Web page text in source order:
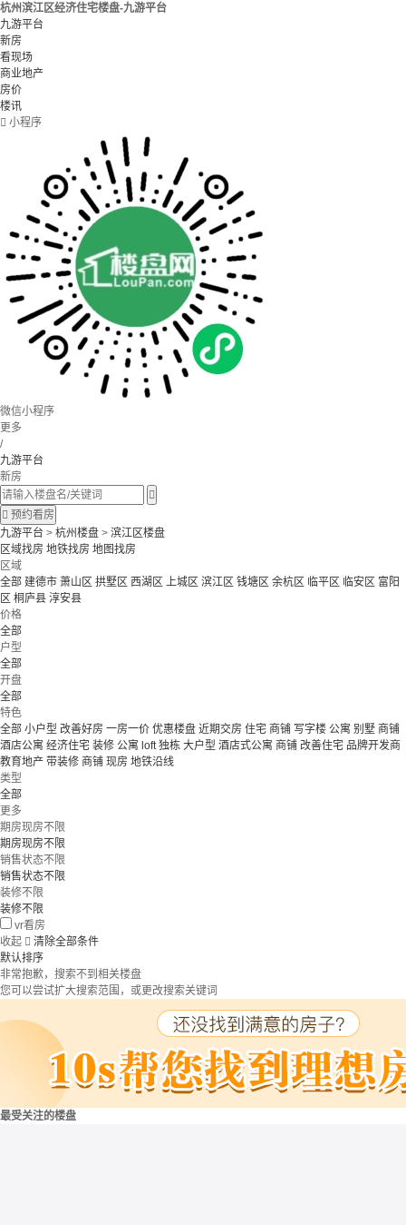
杭州滨江区经济住宅楼盘-九游平台
九游平台
新房
看现场
商业地产
房价
楼讯
 小程序
微信小程序
更多
/
九游平台
新房

 预约看房
九游平台 > 杭州楼盘 > 滨江区楼盘
区域找房 地铁找房 地图找房
区域
全部 建德市 萧山区 拱墅区 西湖区 上城区 滨江区 钱塘区 余杭区 临平区 临安区 富阳
区 桐庐县 淳安县
价格
全部
户型
全部
开盘
全部
特色
全部 小户型 改善好房 一房一价 优惠楼盘 近期交房 住宅 商铺 写字楼 公寓 别墅 商铺
酒店公寓 经济住宅 装修 公寓 loft独栋 大户型 酒店式公寓 商铺 改善住宅 品牌开发商
教育地产 带装修 商铺 现房 地铁沿线
类型
全部
更多
期房现房不限
期房现房不限
销售状态不限
销售状态不限
装修不限
装修不限
vr看房
收起  清除全部条件
默认排序
非常抱歉，搜索不到相关楼盘
您可以尝试扩大搜索范围，或更改搜索关键词
最受关注的楼盘